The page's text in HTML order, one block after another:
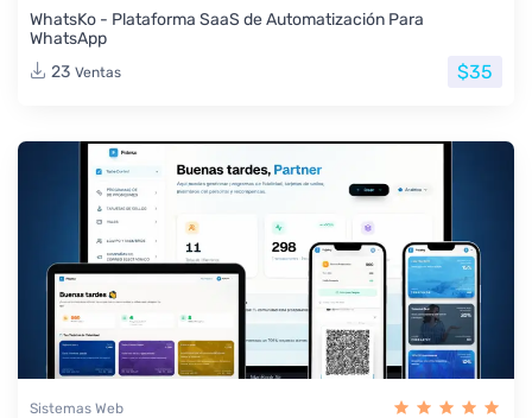
WhatsKo - Plataforma SaaS de Automatización Para
WhatsApp
23 Ventas $35
Sistemas Web